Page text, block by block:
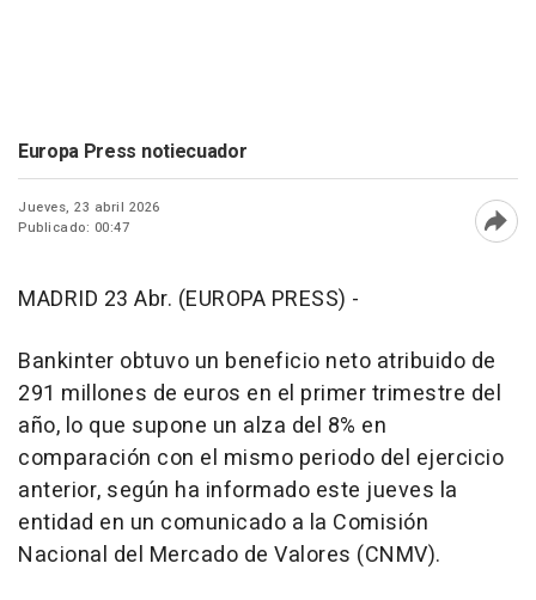
Europa Press notiecuador
Jueves, 23 abril 2026
Publicado: 00:47
MADRID 23 Abr. (EUROPA PRESS) -
Bankinter obtuvo un beneficio neto atribuido de
291 millones de euros en el primer trimestre del
año, lo que supone un alza del 8% en
comparación con el mismo periodo del ejercicio
anterior, según ha informado este jueves la
entidad en un comunicado a la Comisión
Nacional del Mercado de Valores (CNMV).